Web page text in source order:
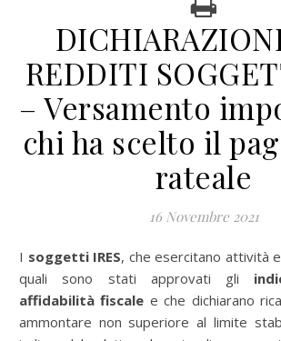
REDDITI
– Versamento
chi ha scelto il
rateale
16 Novembre 2021
I soggetti IRES, che esercitano attività
quali sono stati approvati gli
affidabilità fiscale e che dichiarano
ammontare non superiore al limite